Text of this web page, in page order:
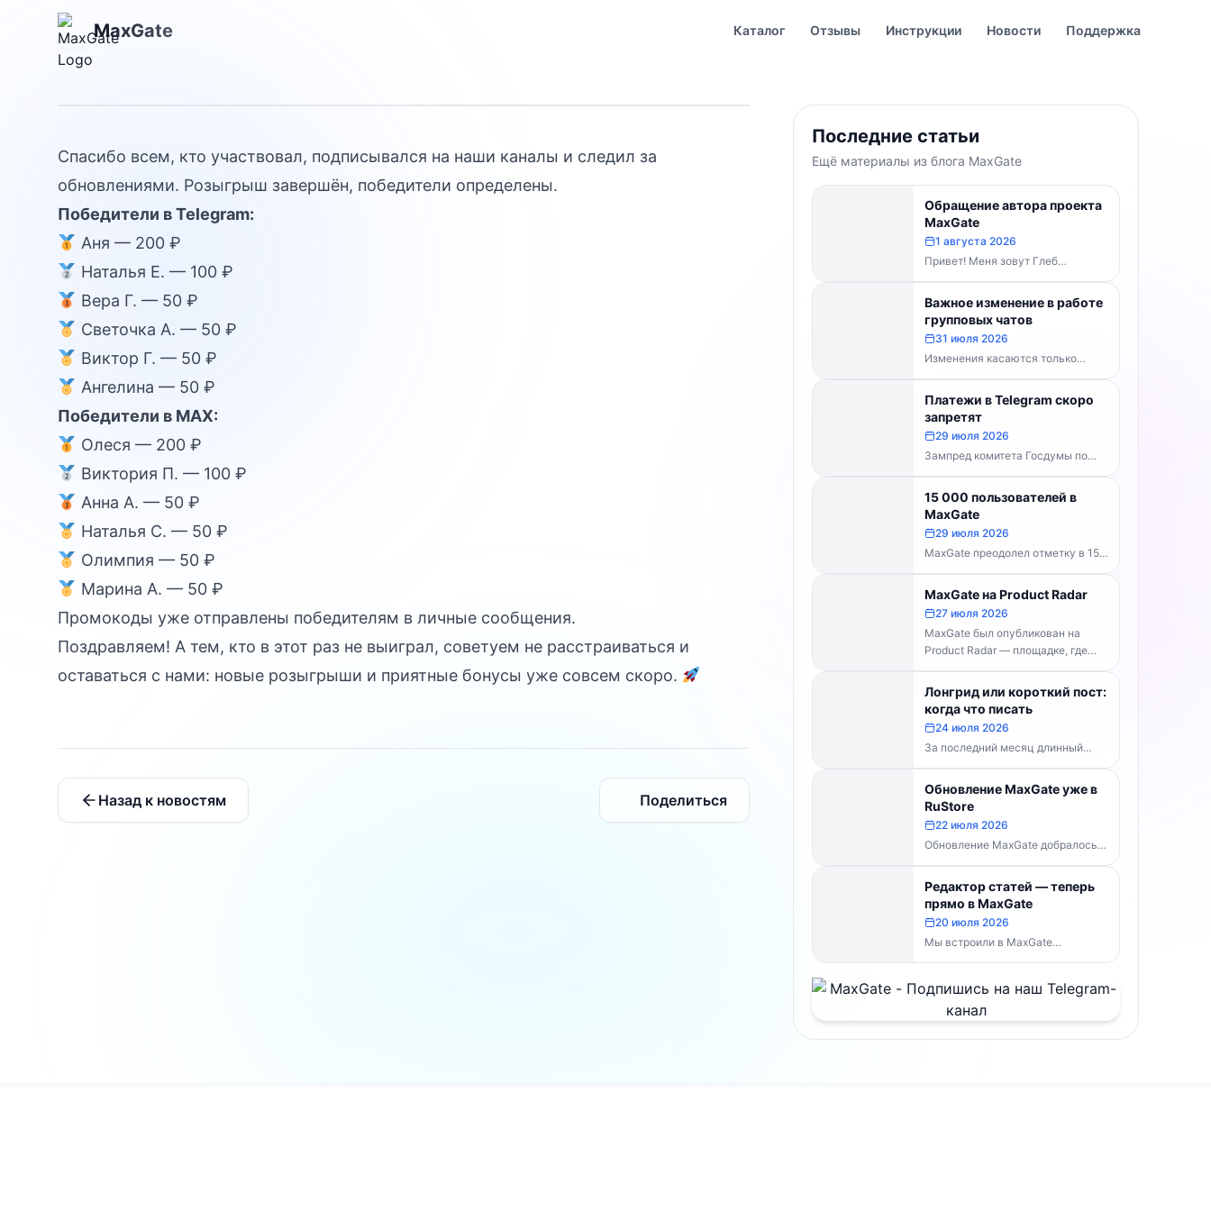
MaxGate Каталог Отзывы Инструкции Новости Поддержка
Итоги розыгрыша
Спасибо всем, кто участвовал, подписывался на наши каналы и следил за
обновлениями. Розыгрыш завершён, победители определены.
Победители в Telegram:
Аня — 200 ₽
Наталья Е. — 100 ₽
Вера Г. — 50 ₽
Светочка А. — 50 ₽
Виктор Г. — 50 ₽
Ангелина — 50 ₽
Победители в MAX:
Олеся — 200 ₽
Виктория П. — 100 ₽
Анна А. — 50 ₽
Наталья С. — 50 ₽
Олимпия — 50 ₽
Марина А. — 50 ₽
Промокоды уже отправлены победителям в личные сообщения.
Поздравляем! А тем, кто в этот раз не выиграл, советуем не расстраиваться и
оставаться с нами: новые розыгрыши и приятные бонусы уже совсем скоро.
Назад к новостям Поделиться
Последние статьи
Ещё материалы из блога MaxGate
Обращение автора проекта
MaxGate
1 августа 2026
Привет! Меня зовут Глеб
Буваненко — кто-то из вас уже
знает меня по чату поддержки....
Важное изменение в работе
групповых чатов
31 июля 2026
Изменения касаются только
групп и чатов. Каналы работают в
прежнем режиме — владельцам
каналов делать...
Платежи в Telegram скоро
запретят
29 июля 2026
Зампред комитета Госдумы по
информполитике Андрей Свинцов
рекомендовал россиянам
временно воздержаться от оплат
внутри Telegram...
15 000 пользователей в
MaxGate
29 июля 2026
MaxGate преодолел отметку в 15
000 пользователей! Каждый день
сервис обрабатывает более 30
000 фотографий...
MaxGate на Product Radar
27 июля 2026
MaxGate был опубликован на
Product Radar — площадке, где
выбирают лучшие российские
технологические продукты. Если...
Лонгрид или короткий пост:
когда что писать
24 июля 2026
За последний месяц длинный
формат перестал быть
технической проблемой. Telegram
выпустил конструктор статей,
MaxGate научился...
Обновление MaxGate уже в
RuStore
22 июля 2026
Обновление MaxGate добралось
до RuStore — теперь актуальная
версия доступна всем, без
скачивания APK напрямую:...
Редактор статей — теперь
прямо в MaxGate
20 июля 2026
Мы встроили в MaxGate
собственный редактор статей.
таблицами, изображениями и
полным...